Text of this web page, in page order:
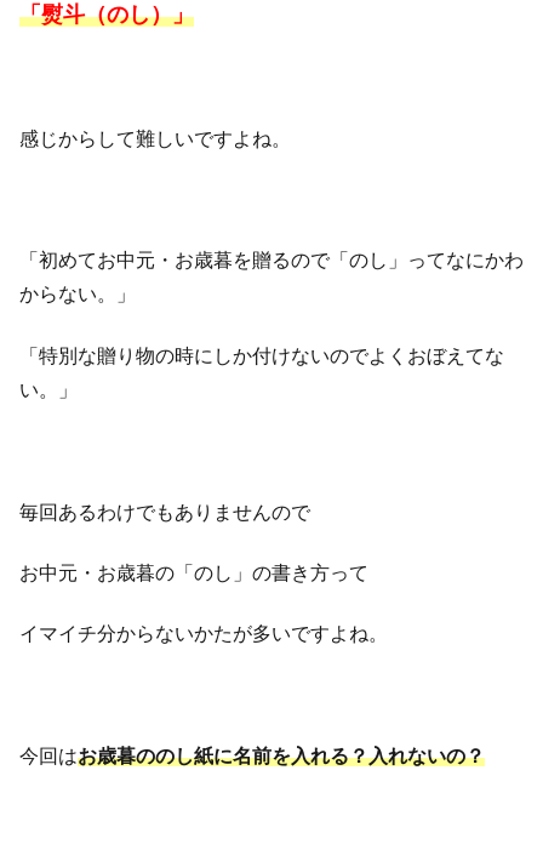
「熨斗（のし）」
感じからして難しいですよね。
「初めてお中元・お歳暮を贈るので「のし」ってなにかわ
からない。」
「特別な贈り物の時にしか付けないのでよくおぼえてな
い。」
毎回あるわけでもありませんので
お中元・お歳暮の「のし」の書き方って
イマイチ分からないかたが多いですよね。
今回はお歳暮ののし紙に名前を入れる？入れないの？